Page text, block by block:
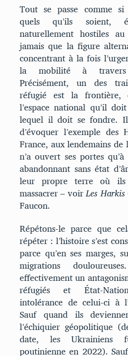
Tout se passe comme si
quels qu’ils soient,
naturellement hostiles
jamais que la figure
concentrant à la fois
la mobilité à
Précisément, un des
réfugié est la frontière,
l’espace national qu’il
lequel il doit se fondre.
d’évoquer l’exemple
France, aux lendemains de
n’a ouvert ses portes
abandonnant sans état
leur propre terre où
massacrer – voirLes Harkis
Faucon.
Répétons-le parce que
répéter : l’histoire s’est
parce qu’en ses marges,
migrations
effectivement un
réfugiés et État-
intolérance de celui-ci à
Sauf quand ils
l’échiquier géopolitique
date, les Ukrainiens
poutinienne en 2022).